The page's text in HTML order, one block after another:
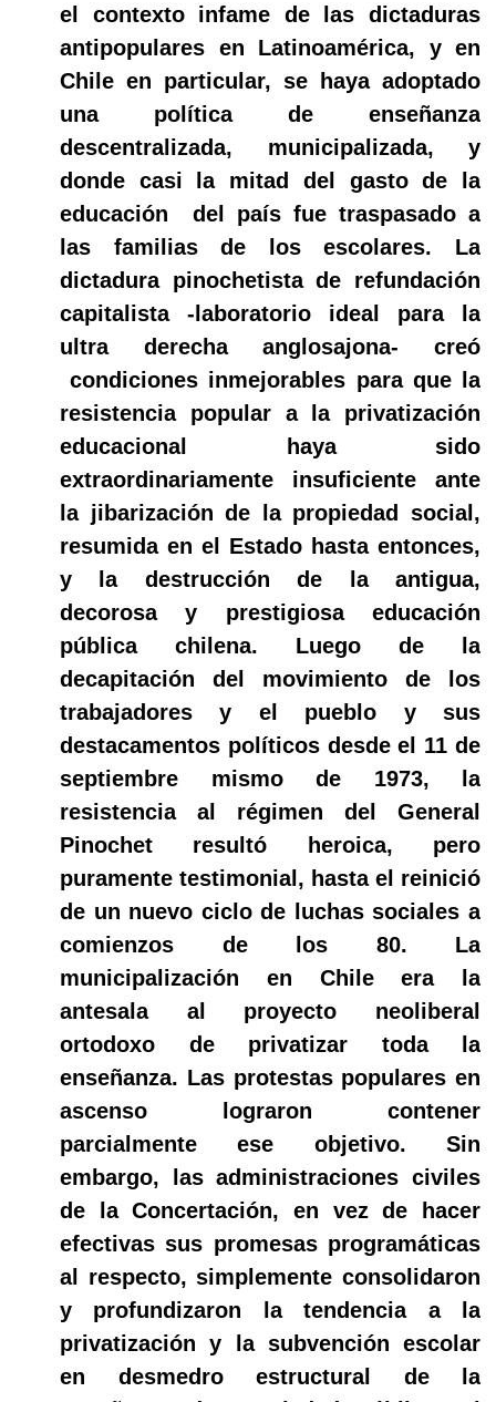
el contexto infame de las dictaduras
antipopulares en Latinoamérica, y en
Chile en particular, se haya adoptado
una política de enseñanza
descentralizada, municipalizada, y
donde casi la mitad del gasto de la
educación
del país fue traspasado a
las familias de los escolares. La
dictadura pinochetista de refundación
capitalista -laboratorio ideal para la
ultra derecha anglosajona- creó
condiciones inmejorables para que la
resistencia popular a la privatización
educacional haya sido
extraordinariamente insuficiente ante
la jibarización de la propiedad social,
resumida en el Estado hasta entonces,
y la destrucción de la antigua,
decorosa y prestigiosa educación
pública chilena. Luego de la
decapitación del movimiento de los
trabajadores y el pueblo y sus
destacamentos políticos desde el 11 de
septiembre mismo de 1973, la
resistencia al régimen del General
Pinochet resultó heroica, pero
puramente testimonial, hasta el reinició
de un nuevo ciclo de luchas sociales a
comienzos de los 80. La
municipalización en Chile era la
antesala al proyecto neoliberal
ortodoxo de privatizar toda la
enseñanza. Las protestas populares en
ascenso lograron contener
parcialmente ese objetivo. Sin
embargo, las administraciones civiles
de la Concertación, en vez de hacer
efectivas sus promesas programáticas
al respecto, simplemente consolidaron
y profundizaron la tendencia a la
privatización y la subvención escolar
en desmedro estructural de la